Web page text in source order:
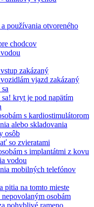
používania otvoreného
chodcov
zakázaný
vjazd zakázaný
kryt je pod napätím
s kardiostimulátorom
alebo skladovania
osôb
so zvieratami
s implantátmi z kovu
vodou
mobilných telefónov
pitia na tomto mieste
osobám
pohyblivé rameno